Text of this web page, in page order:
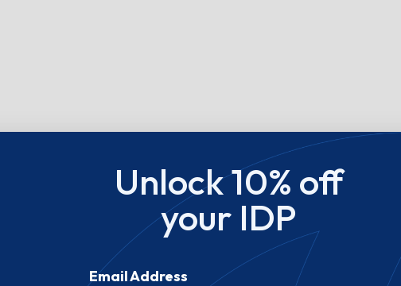
Unlock 10% off
your IDP
Email Address